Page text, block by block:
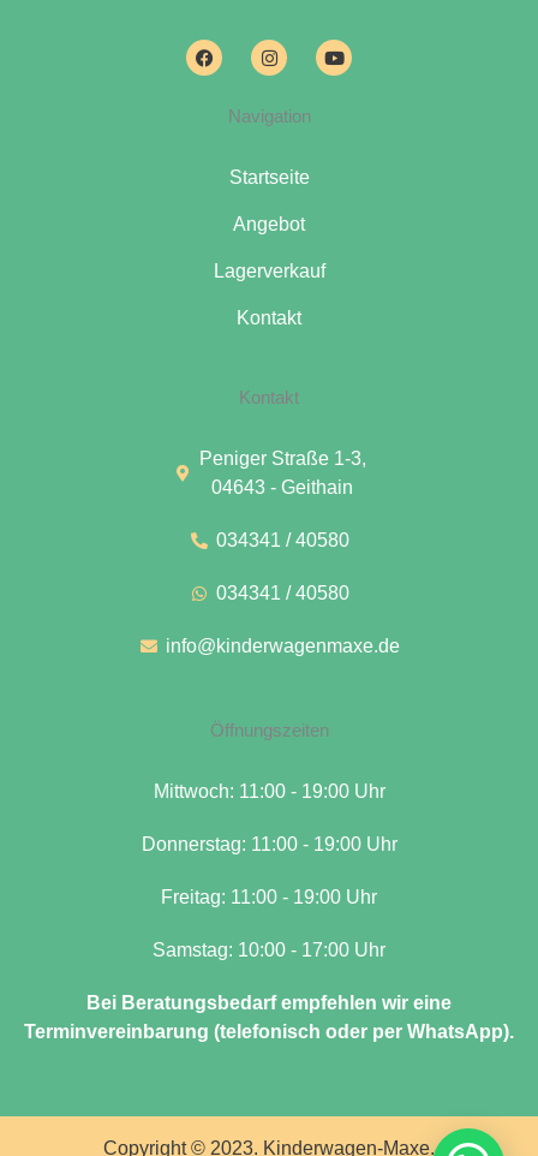
F
a
I
n
a
a
Y
o
Navigation
Startseite
Angebot
Lagerverkauf
Kontakt
Kontakt
Peniger Straße 1-3,
04643 - Geithain
034341 / 40580
034341 / 40580
info@kinderwagenmaxe.de
Öffnungszeiten
Mittwoch: 11:00 - 19:00 Uhr
Donnerstag: 11:00 - 19:00 Uhr
Freitag: 11:00 - 19:00 Uhr
Samstag: 10:00 - 17:00 Uhr
Bei Beratungsbedarf empfehlen wir eine
Terminvereinbarung (telefonisch oder per WhatsApp).
Copyright © 2023. Kinderwagen-Maxe.